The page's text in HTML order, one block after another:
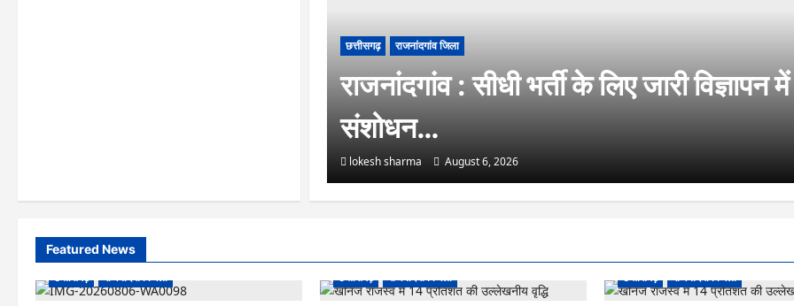
छत्तीसगढ़ राजनांदगांव जिला
राजनांदगांव : सीधी भर्ती के लिए जारी विज्ञापन में
संशोधन…
lokesh sharma August 6, 2026
Featured News
छत्तीसगढ़
राजनांदगांव जिला छत्तीसगढ़ राजनांदगांव जिला छत्तीसगढ़ राजनांदगांव जिला